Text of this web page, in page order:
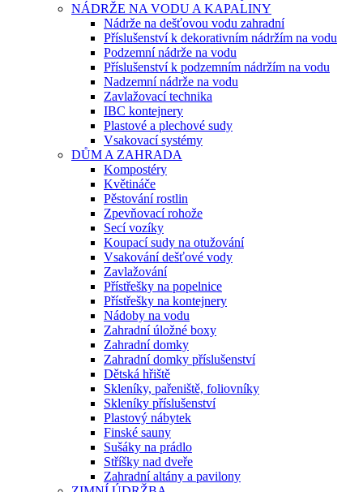
NÁDRŽE NA VODU A KAPALINY
Nádrže na dešťovou vodu zahradní
Příslušenství k dekorativním nádržím na vodu
Podzemní nádrže na vodu
Příslušenství k podzemním nádržím na vodu
Nadzemní nádrže na vodu
Zavlažovací technika
IBC kontejnery
Plastové a plechové sudy
Vsakovací systémy
DŮM A ZAHRADA
Kompostéry
Květináče
Pěstování rostlin
Zpevňovací rohože
Secí vozíky
Koupací sudy na otužování
Vsakování dešťové vody
Zavlažování
Přístřešky na popelnice
Přístřešky na kontejnery
Nádoby na vodu
Zahradní úložné boxy
Zahradní domky
Zahradní domky příslušenství
Dětská hřiště
Skleníky, pařeniště, foliovníky
Skleníky příslušenství
Plastový nábytek
Finské sauny
Sušáky na prádlo
Stříšky nad dveře
Zahradní altány a pavilony